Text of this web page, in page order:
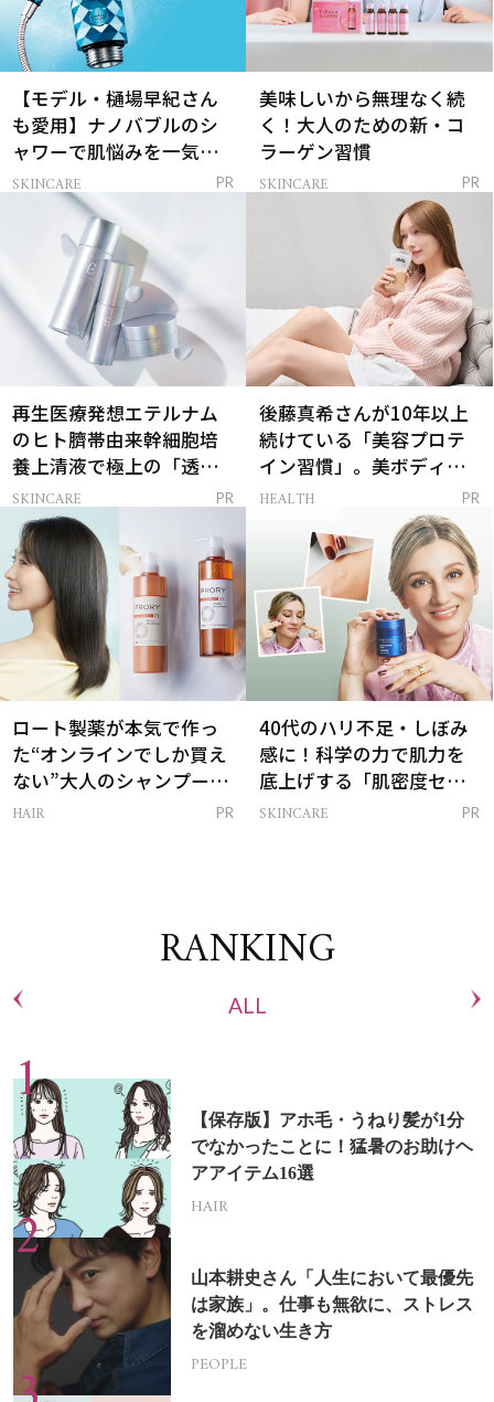
【モデル・樋場早紀さん
も愛用】ナノバブルのシ
ャワーで肌悩みを一気に
解決
SKINCARE PR
美味しいから無理なく続
く！大人のための新・コ
ラーゲン習慣
SKINCARE PR
再生医療発想エテルナム
のヒト臍帯由来幹細胞培
養上清液で極上の「透明
感ハリ肌」へ
SKINCARE PR
後藤真希さんが10年以上
続けている「美容プロテ
イン習慣」。美ボディを
支える朝ルーティンと
HEALTH PR
ロート製薬が本気で作っ
た“オンラインでしか買え
ない”大人のシャンプー＆
トリートメントって？
HAIR PR
40代のハリ不足・しぼみ
感に！科学の力で肌力を
底上げする「肌密度セラ
ム」
SKINCARE PR
RANKING
ALL
【保存版】アホ毛・うねり髪が1分
でなかったことに！猛暑のお助けヘ
アアイテム16選
HAIR
山本耕史さん「人生において最優先
は家族」。仕事も無欲に、ストレス
を溜めない生き方
PEOPLE